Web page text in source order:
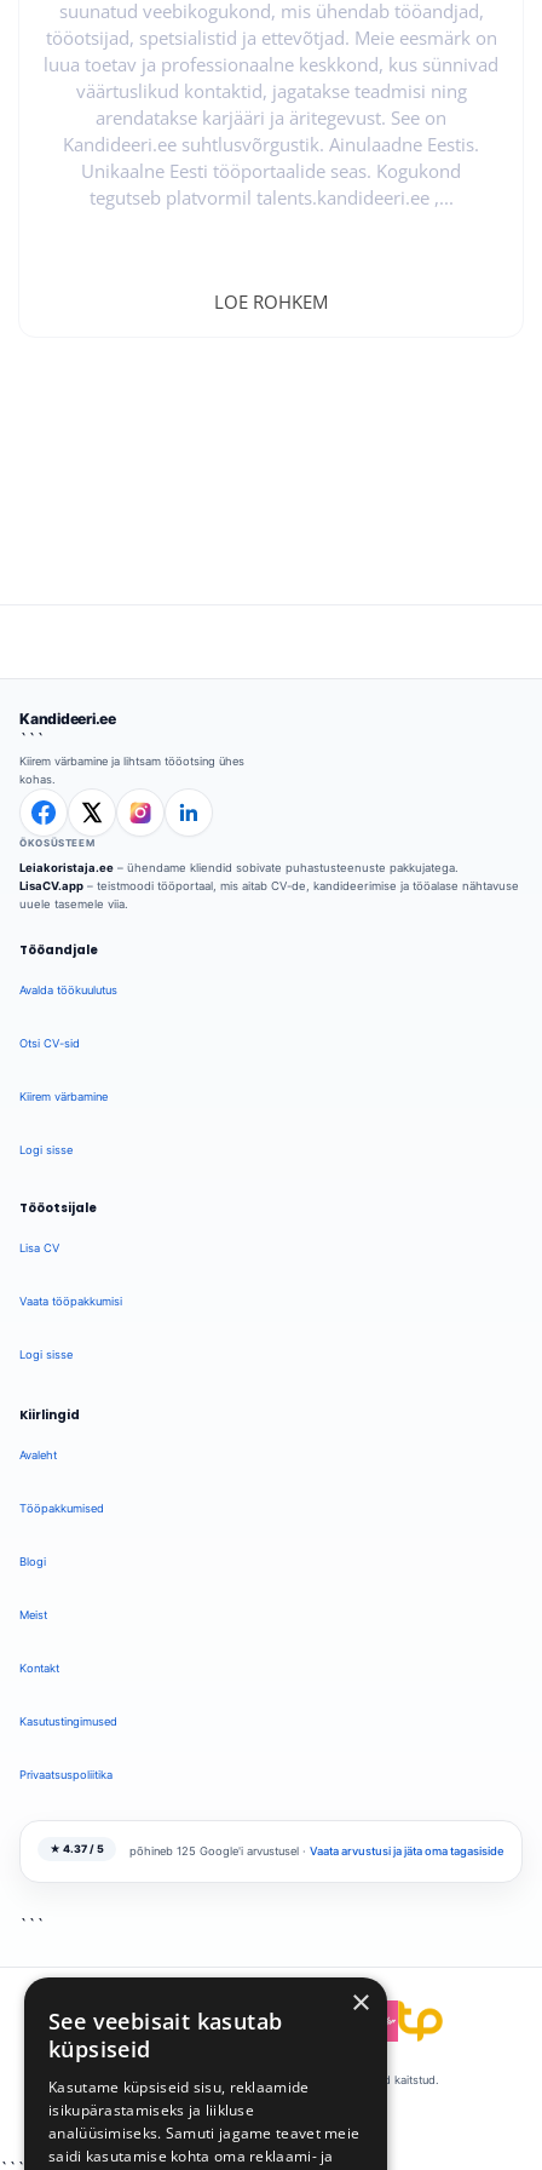
suunatud veebikogukond, mis ühendab tööandjad,
tööotsijad, spetsialistid ja ettevõtjad. Meie eesmärk on
luua toetav ja professionaalne keskkond, kus sünnivad
väärtuslikud kontaktid, jagatakse teadmisi ning
arendatakse karjääri ja äritegevust. See on
Kandideeri.ee suhtlusvõrgustik. Ainulaadne Eestis.
Unikaalne Eesti tööportaalide seas. Kogukond
tegutseb platvormil talents.kandideeri.ee ,...
LOE ROHKEM
Kandideeri.ee
```
Kiirem värbamine ja lihtsam tööotsing ühes
kohas.
ÖKOSÜSTEEM
Leiakoristaja.ee – ühendame kliendid sobivate puhastusteenuste pakkujatega.
LisaCV.app – teistmoodi tööportaal, mis aitab CV-de, kandideerimise ja tööalase nähtavuse
uuele tasemele viia.
Tööandjale
Avalda töökuulutus
Otsi CV-sid
Kiirem värbamine
Logi sisse
Tööotsijale
Lisa CV
Vaata tööpakkumisi
Logi sisse
Kiirlingid
Avaleht
Tööpakkumised
Blogi
Meist
Kontakt
Kasutustingimused
Privaatsuspoliitika
★ 4.37 / 5 põhineb 125 Google'i arvustusel · Vaata arvustusi ja jäta oma tagasiside
```
```
© 2008-2026 Talentpool by Kandideeri. Kõik õigused kaitstud.
Privaatsus ·
×
See veebisait kasutab
küpsiseid
Kasutame küpsiseid sisu, reklaamide
isikupärastamiseks ja liikluse
analüüsimiseks. Samuti jagame teavet meie
saidi kasutamise kohta oma reklaami- ja